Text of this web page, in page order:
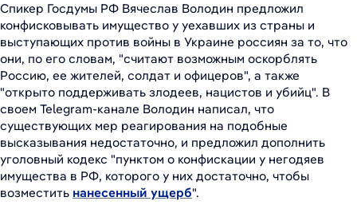
Спикер Госдумы РФ Вячеслав Володин предложил
конфисковывать имущество у уехавших из страны и
выступающих против войны в Украине россиян за то, что
они, по его словам, "считают возможным оскорблять
Россию, ее жителей, солдат и офицеров", а также
"открыто поддерживать злодеев, нацистов и убийц". В
своем Telegram-канале Володин написал, что
существующих мер реагирования на подобные
высказывания недостаточно, и предложил дополнить
уголовный кодекс "пунктом о конфискации у негодяев
имущества в РФ, которого у них достаточно, чтобы
возместить нанесенный ущерб".